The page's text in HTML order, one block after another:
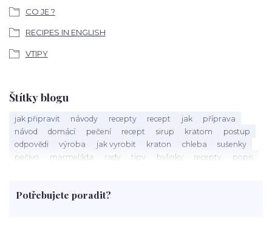
CO JE ?
RECIPES IN ENGLISH
VTIPY
Štítky blogu
jak připravit návody recepty recept jak
příprava
návod
domácí pečení recept sirup kratom
postup
odpovědi
výroba jak vyrobit kraton chleba
sušenky
pečivo
marmeláda rady tipy bylinky recepty
popis
rohlíky
grilování čaj
Potřebujete poradit?